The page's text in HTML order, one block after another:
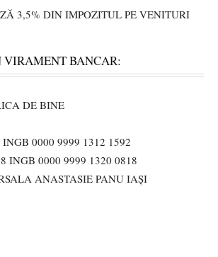
3,5% DIN IMPOZITUL PE VENITURI
VIRAMENT BANCAR:
DE BINE
0000 9999 1312 1592
INGB 0000 9999 1320 0818
ANASTASIE PANU IAȘI